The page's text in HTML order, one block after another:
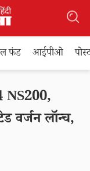
फंड आईपीओ
वर्जन लॉन्च,